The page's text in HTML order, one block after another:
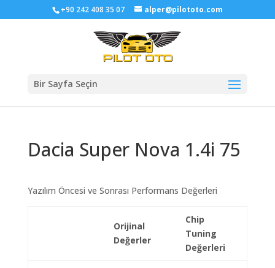
+90 242 408 35 07 alper@pilototo.com
Bir Sayfa Seçin
Dacia Super Nova 1.4i 75
Yazılım Öncesi ve Sonrası Performans Değerleri
Orijinal
Değerler
Chip
Tuning
Değerleri